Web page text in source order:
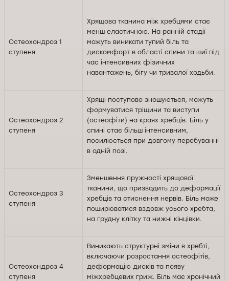
Остеохондроз 1
ступеня
Хрящова тканина між хребцями стає
менш еластичною. На ранній стадії
можуть виникати тупий біль та
дискомфорт в області спини та шиї під
час інтенсивних фізичних
навантажень, бігу чи тривалої ходьби.
Остеохондроз 2
ступеня
Хрящі поступово зношуються, можуть
формуватися тріщини та виступи
(остеофіти) на краях хребців. Біль у
спині стає більш інтенсивним,
посилюється при довгому перебуванні
в одній позі.
Остеохондроз 3
ступеня
Зменшення пружності хрящової
тканини, що призводить до деформації
хребців та стиснення нервів. Біль може
поширюватися вздовж усього хребта,
на грудну клітку та нижні кінцівки.
Остеохондроз 4
ступеня
Виникають структурні зміни в хребті,
включаючи розростання остеофітів,
деформацію дисків та появу
міжхребцевих гриж. Біль має хронічний